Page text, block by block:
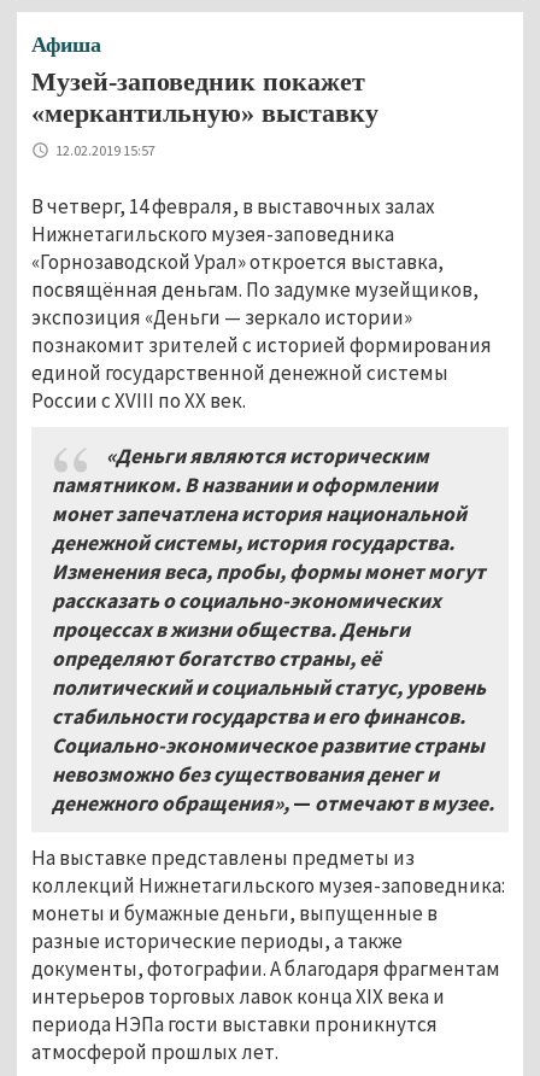
Афиша
Музей-заповедник покажет
«меркантильную» выставку
12.02.2019 15:57
В четверг, 14 февраля, в выставочных залах
Нижнетагильского музея-заповедника
«Горнозаводской Урал» откроется выставка,
посвящённая деньгам. По задумке музейщиков,
экспозиция «Деньги — зеркало истории»
познакомит зрителей с историей формирования
единой государственной денежной системы
России с XVIII по XX век.
«Деньги являются историческим
памятником. В названии и оформлении
монет запечатлена история национальной
денежной системы, история государства.
Изменения веса, пробы, формы монет могут
рассказать о социально-экономических
процессах в жизни общества. Деньги
определяют богатство страны, её
политический и социальный статус, уровень
стабильности государства и его финансов.
Социально-экономическое развитие страны
невозможно без существования денег и
денежного обращения»,— отмечают в музее.
На выставке представлены предметы из
коллекций Нижнетагильского музея-заповедника:
монеты и бумажные деньги, выпущенные в
разные исторические периоды, а также
документы, фотографии. А благодаря фрагментам
интерьеров торговых лавок конца XIX века и
периода НЭПа гости выставки проникнутся
атмосферой прошлых лет.